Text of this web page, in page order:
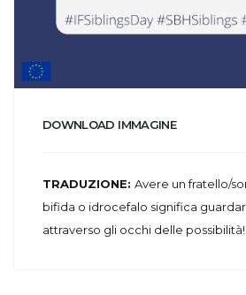
DOWNLOAD IMMAGINE
TRADUZIONE: Avere un fratello/
bifida o idrocefalo significa
attraverso gli occhi delle possibilità!